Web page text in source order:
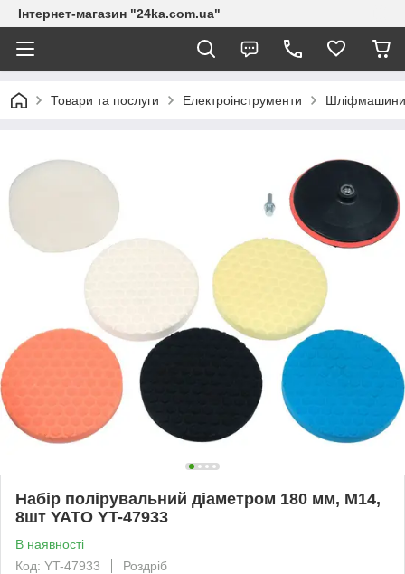
Інтернет-магазин "24ka.com.ua"
Товари та послуги Електроінструменти Шліфмашини
Набір полірувальний діаметром 180 мм, M14,
8шт YATO YT-47933
В наявності
Код: YT-47933
Роздріб